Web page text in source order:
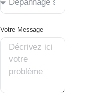
Votre Message